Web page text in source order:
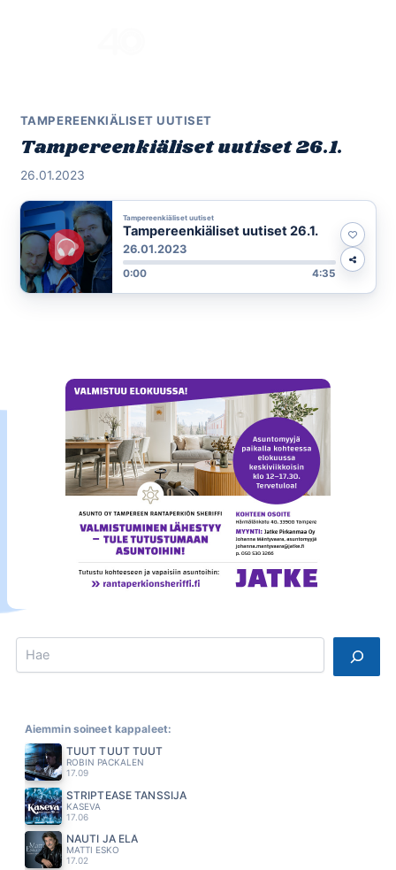
TAMPEREENKIÄLISET UUTISET
Tampereenkiäliset uutiset 26.1.
26.01.2023
Tampereenkiäliset uutiset
Tampereenkiäliset uutiset 26.1.
26.01.2023
0:00 4:35
Search
Aiemmin soineet kappaleet:
TUUT TUUT TUUT
ROBIN PACKALEN
17.09
STRIPTEASE TANSSIJA
KASEVA
17.06
NAUTI JA ELÄ
MATTI ESKO
17.02